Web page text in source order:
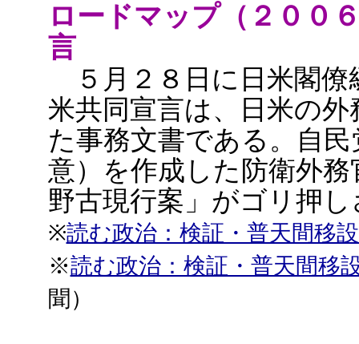
ロードマップ（２００
言
５月２８日に日米閣僚
米共同宣言は、日米の
た事務文書である。自
意）を作成した防衛外
野古現行案」がゴリ押
※読む政治：検証・普天間移
※読む政治：検証・普天間
聞）